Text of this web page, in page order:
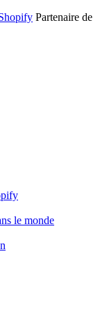
Partenaire de
le monde